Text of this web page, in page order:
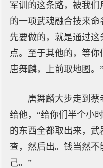
军训的这条路，被我
的一项武魂融合技来命
先要做的，就是通过
点。至于其他的，等你
唐舞麟，上前取地图。”
唐舞麟大步走到
给他，“给你们半个小
的东西全都取出来，
查，然后出。钱当然不
己。”